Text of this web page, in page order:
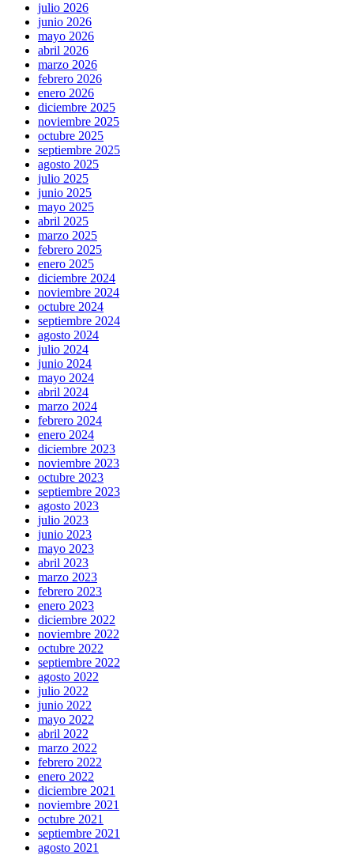
julio 2026
junio 2026
mayo 2026
abril 2026
marzo 2026
febrero 2026
enero 2026
diciembre 2025
noviembre 2025
octubre 2025
septiembre 2025
agosto 2025
julio 2025
junio 2025
mayo 2025
abril 2025
marzo 2025
febrero 2025
enero 2025
diciembre 2024
noviembre 2024
octubre 2024
septiembre 2024
agosto 2024
julio 2024
junio 2024
mayo 2024
abril 2024
marzo 2024
febrero 2024
enero 2024
diciembre 2023
noviembre 2023
octubre 2023
septiembre 2023
agosto 2023
julio 2023
junio 2023
mayo 2023
abril 2023
marzo 2023
febrero 2023
enero 2023
diciembre 2022
noviembre 2022
octubre 2022
septiembre 2022
agosto 2022
julio 2022
junio 2022
mayo 2022
abril 2022
marzo 2022
febrero 2022
enero 2022
diciembre 2021
noviembre 2021
octubre 2021
septiembre 2021
agosto 2021